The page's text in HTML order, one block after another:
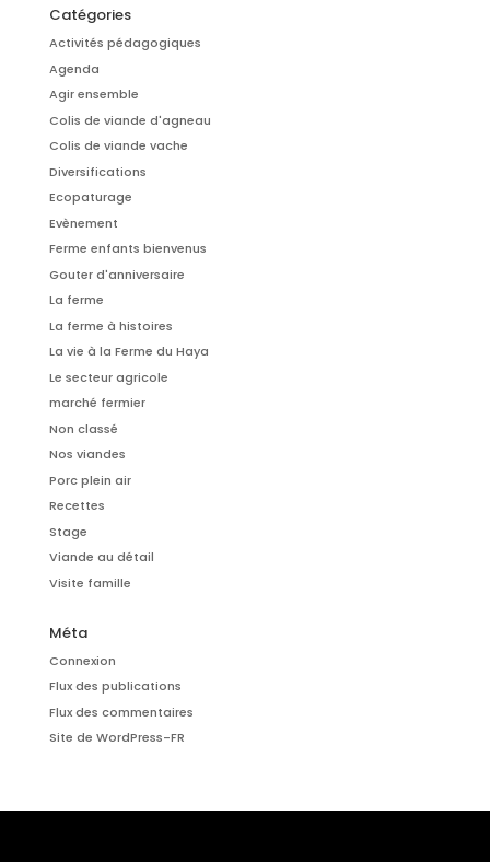
Catégories
Activités pédagogiques
Agenda
Agir ensemble
Colis de viande d'agneau
Colis de viande vache
Diversifications
Ecopaturage
Evènement
Ferme enfants bienvenus
Gouter d'anniversaire
La ferme
La ferme à histoires
La vie à la Ferme du Haya
Le secteur agricole
marché fermier
Non classé
Nos viandes
Porc plein air
Recettes
Stage
Viande au détail
Visite famille
Méta
Connexion
Flux des publications
Flux des commentaires
Site de WordPress-FR